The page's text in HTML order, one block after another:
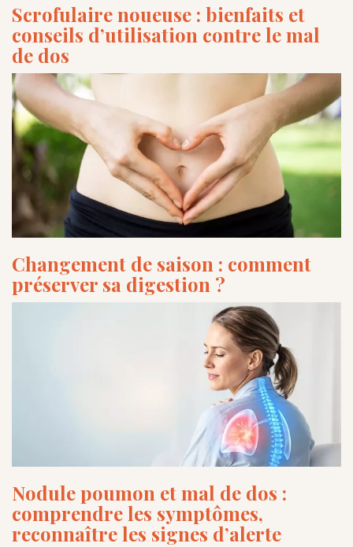
Scrofulaire noueuse : bienfaits et
conseils d’utilisation contre le mal
de dos
Changement de saison : comment
préserver sa digestion ?
Nodule poumon et mal de dos :
comprendre les symptômes,
reconnaître les signes d’alerte